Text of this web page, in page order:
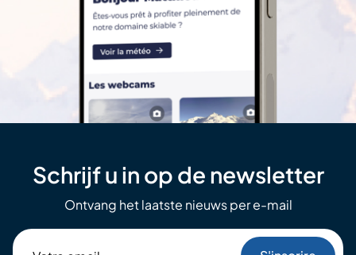
Schrijf u in op de newsletter
Ontvang het laatste nieuws per e-mail